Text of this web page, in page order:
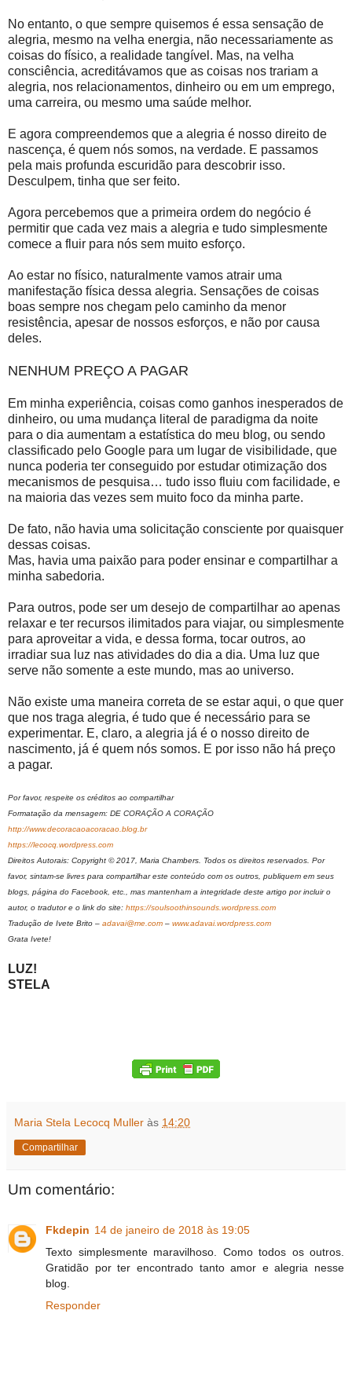
No entanto, o que sempre quisemos é essa sensação de
alegria, mesmo na velha energia, não necessariamente as
coisas do físico, a realidade tangível. Mas, na velha
consciência, acreditávamos que as coisas nos trariam a
alegria, nos relacionamentos, dinheiro ou em um emprego,
uma carreira, ou mesmo uma saúde melhor.
E agora compreendemos que a alegria é nosso direito de
nascença, é quem nós somos, na verdade. E passamos
pela mais profunda escuridão para descobrir isso.
Desculpem, tinha que ser feito.
Agora percebemos que a primeira ordem do negócio é
permitir que cada vez mais a alegria e tudo simplesmente
comece a fluir para nós sem muito esforço.
Ao estar no físico, naturalmente vamos atrair uma
manifestação física dessa alegria. Sensações de coisas
boas sempre nos chegam pelo caminho da menor
resistência, apesar de nossos esforços, e não por causa
deles.
NENHUM PREÇO A PAGAR
Em minha experiência, coisas como ganhos inesperados de
dinheiro, ou uma mudança literal de paradigma da noite
para o dia aumentam a estatística do meu blog, ou sendo
classificado pelo Google para um lugar de visibilidade, que
nunca poderia ter conseguido por estudar otimização dos
mecanismos de pesquisa… tudo isso fluiu com facilidade, e
na maioria das vezes sem muito foco da minha parte.
De fato, não havia uma solicitação consciente por quaisquer
dessas coisas.
Mas, havia uma paixão para poder ensinar e compartilhar a
minha sabedoria.
Para outros, pode ser um desejo de compartilhar ao apenas
relaxar e ter recursos ilimitados para viajar, ou simplesmente
para aproveitar a vida, e dessa forma, tocar outros, ao
irradiar sua luz nas atividades do dia a dia. Uma luz que
serve não somente a este mundo, mas ao universo.
Não existe uma maneira correta de se estar aqui, o que quer
que nos traga alegria, é tudo que é necessário para se
experimentar. E, claro, a alegria já é o nosso direito de
nascimento, já é quem nós somos. E por isso não há preço
a pagar.
Por favor, respeite os créditos ao compartilhar
Formatação da mensagem: DE CORAÇÃO A CORAÇÃO
http://www.decoracaoacoracao.blog.br
https://lecocq.wordpress.com
Direitos Autorais: Copyright © 2017, Maria Chambers. Todos os direitos reservados. Por
favor, sintam-se livres para compartilhar este conteúdo com os outros, publiquem em seus
blogs, página do Facebook, etc., mas mantenham a integridade deste artigo por incluir o
autor, o tradutor e o link do site: https://soulsoothinsounds.wordpress.com
Tradução de Ivete Brito – adavai@me.com – www.adavai.wordpress.com
Grata Ivete!
LUZ!
STELA
Maria Stela Lecocq Muller às 14:20
Compartilhar
Um comentário:
Fkdepin 14 de janeiro de 2018 às 19:05
Texto simplesmente maravilhoso. Como todos os outros.
Gratidão por ter encontrado tanto amor e alegria nesse
blog.
Responder